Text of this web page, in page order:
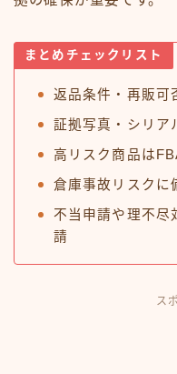
まとめチェックリスト
返品条件・再販可
証拠写真・シリア
高リスク商品は
倉庫事故リスクに
不当申請や理不尽
請
ス